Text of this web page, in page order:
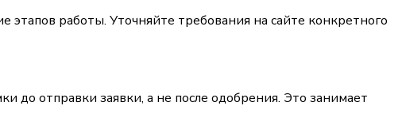
работы. Уточняйте требования на сайте конкретного
до отправки заявки, а не после одобрения. Это занимает